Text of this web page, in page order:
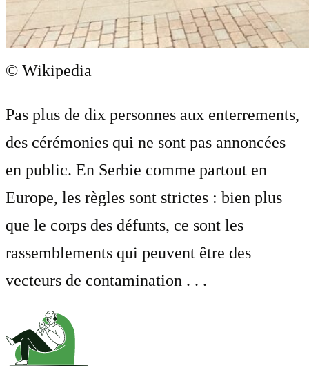
© Wikipedia
Pas plus de dix personnes aux enterrements,
des cérémonies qui ne sont pas annoncées
en public. En Serbie comme partout en
Europe, les règles sont strictes : bien plus
que le corps des défunts, ce sont les
rassemblements qui peuvent être des
vecteurs de contamination . . .